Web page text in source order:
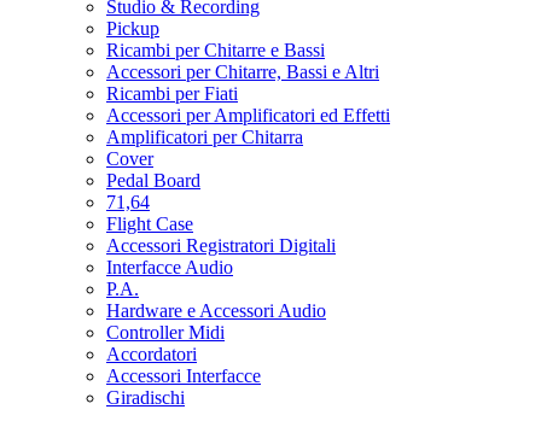
Studio & Recording
Pickup
Ricambi per Chitarre e Bassi
Accessori per Chitarre, Bassi e Altri
Ricambi per Fiati
Accessori per Amplificatori ed Effetti
Amplificatori per Chitarra
Cover
Pedal Board
71,64
Flight Case
Accessori Registratori Digitali
Interfacce Audio
P.A.
Hardware e Accessori Audio
Controller Midi
Accordatori
Accessori Interfacce
Giradischi